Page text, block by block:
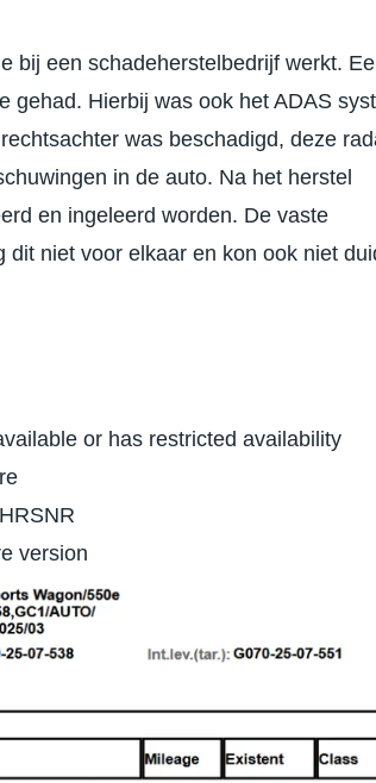
bij een schadeherstelbedrijf werkt.
gehad. Hierbij was ook het ADAS
was beschadigd, deze
in de auto. Na het herstel
en ingeleerd worden. De vaste
niet voor elkaar en kon ook niet
or has restricted availability
version